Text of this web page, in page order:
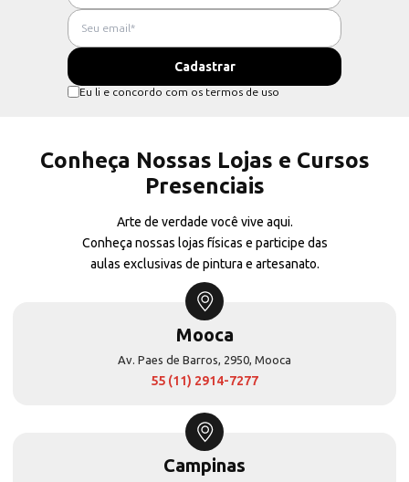
Eu li e concordo com os termos de uso
Conheça Nossas Lojas e Cursos
Presenciais
Arte de verdade você vive aqui.
Conheça nossas lojas físicas e participe das
aulas exclusivas de pintura e artesanato.
Mooca
Av. Paes de Barros, 2950, Mooca
55 (11) 2914-7277
Campinas